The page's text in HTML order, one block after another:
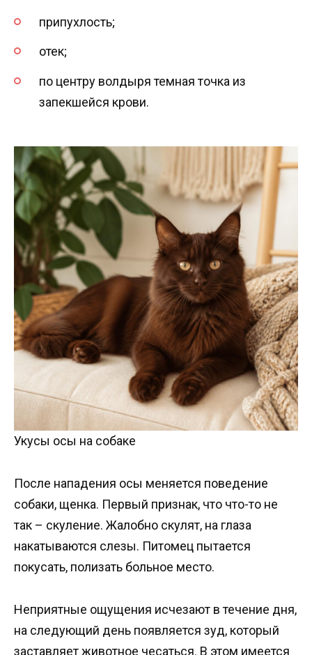
припухлость;
отек;
по центру волдыря темная точка из
запекшейся крови.
Укусы осы на собаке
После нападения осы меняется поведение
собаки, щенка. Первый признак, что что-то не
так – скуление. Жалобно скулят, на глаза
накатываются слезы. Питомец пытается
покусать, полизать больное место.
Неприятные ощущения исчезают в течение дня,
на следующий день появляется зуд, который
заставляет животное чесаться. В этом имеется